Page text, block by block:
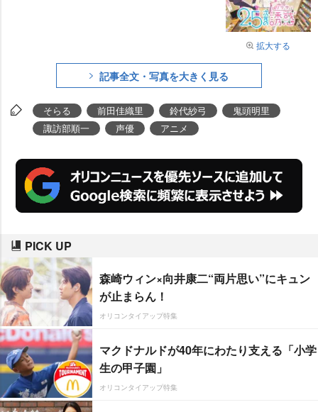
拡大する
記事全文・写真を大きく見る
そらる 前田佳織里 鈴代紗弓
鬼頭明里
諏訪部順一
声優 アニメ
PICK UP
森崎ウィン×向井康二“両片思い”にキュン
が止まらん！
オリコンタイアップ特集
マクドナルドが40年にわたり支える「小学
生の甲子園」
オリコンタイアップ特集